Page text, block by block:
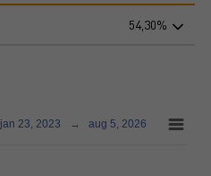
54,30%
jan 23, 2023 → aug 5, 2026